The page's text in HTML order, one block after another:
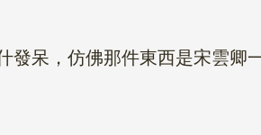
呆，仿佛那件東西是宋雲卿